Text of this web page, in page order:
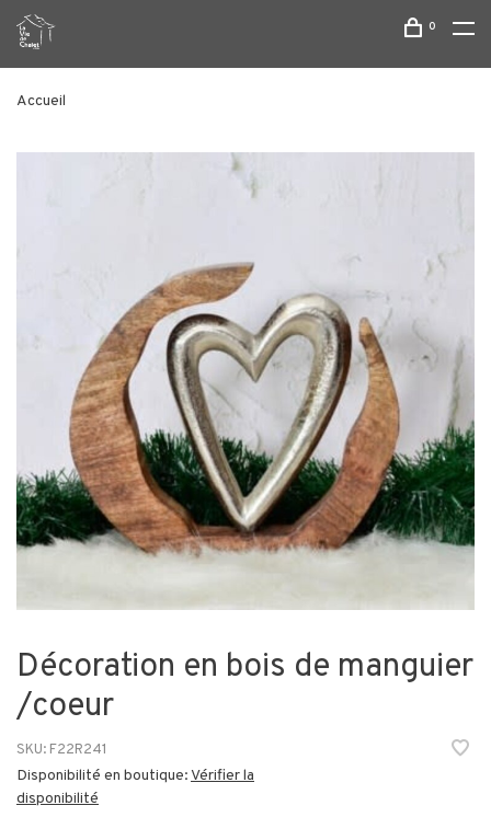
0
Accueil
Décoration en bois de manguier
/coeur
SKU: F22R241
Disponibilité en boutique:Vérifier la
disponibilité